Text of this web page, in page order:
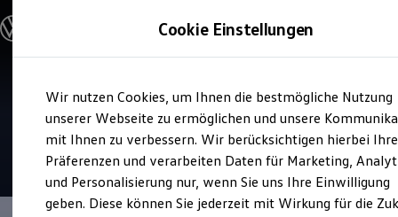
Hauptinhalt
springen
Footer
springen
Modelle & Konfigurator
Nutzfahrzeugkategorien entdecken
Modelle konfigurieren
Vorgängermodelle und Oldtimer
Vorgängermodelle
Oldtimer
Bulli Historie
Branchenlösungen & Gewerbekunden
Umbaulösungen und Hersteller finden
Auf- und Umbauten entdecken & konfigurieren
Groß- und Sonderkunden
Service
Autohaus Brass Darmstadt
Cookie Einstellungen
Wir nutzen Cookies, um Ihnen die bestmögliche Nutzung
unserer Webseite zu ermöglichen und unsere
mit Ihnen zu verbessern. Wir berücksichtigen hierbei Ihre
Präferenzen und verarbeiten Daten für Marketing,
und Personalisierung nur, wenn Sie uns Ihre Einwilligung
geben. Diese können Sie jederzeit mit Wirkung für die